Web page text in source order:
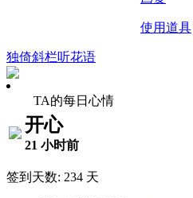
使用道具
独倚斜栏听花语
TA的每日心情
开心
21 小时前
签到天数: 234 天